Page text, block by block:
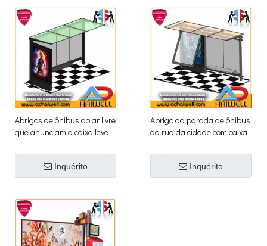
Abrigos de ônibus ao ar livre
que anunciam a caixa leve
Inquérito
Abrigo da parada de ônibus
da rua da cidade com caixa
de Mupi
Inquérito